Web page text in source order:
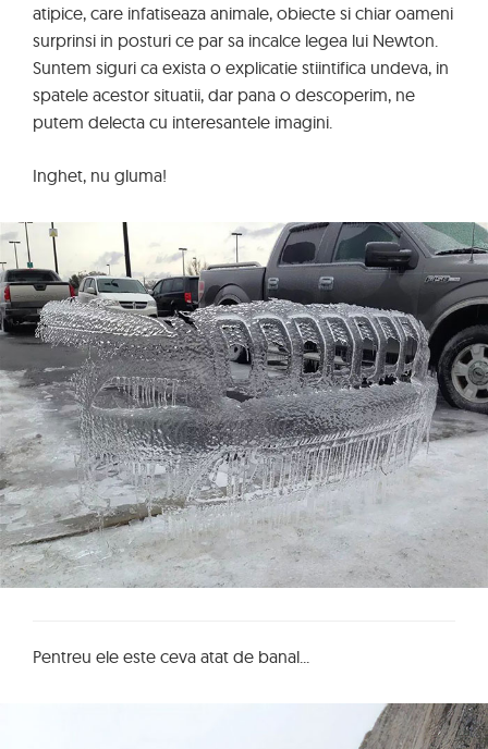
atipice, care infatiseaza animale, obiecte si chiar oameni
surprinsi in posturi ce par sa incalce legea lui Newton.
Suntem siguri ca exista o explicatie stiintifica undeva, in
spatele acestor situatii, dar pana o descoperim, ne
putem delecta cu interesantele imagini.
Inghet, nu gluma!
Pentreu ele este ceva atat de banal...